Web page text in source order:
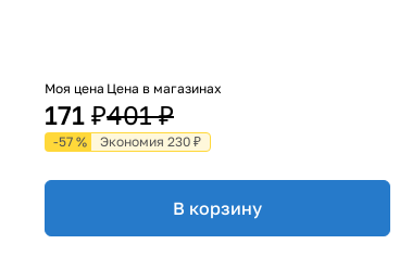
Моя цена
171 ₽
Цена в магазинах
401 ₽
-57 % Экономия 230 ₽
В корзину